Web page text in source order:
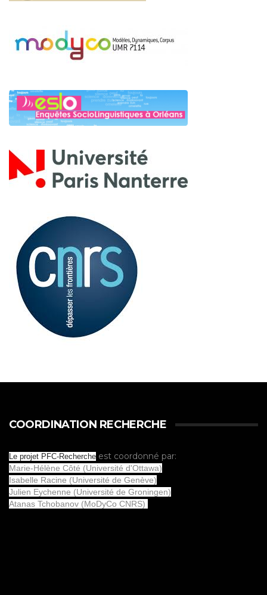
COORDINATION RECHERCHE
Le projet PFC-Recherche est coordonné par:
Marie-Hélène Côté (Université d'Ottawa)
Isabelle Racine (Université de Genève)
Julien Eychenne (Université de Groningen)
Atanas Tchobanov (MoDyCo CNRS)